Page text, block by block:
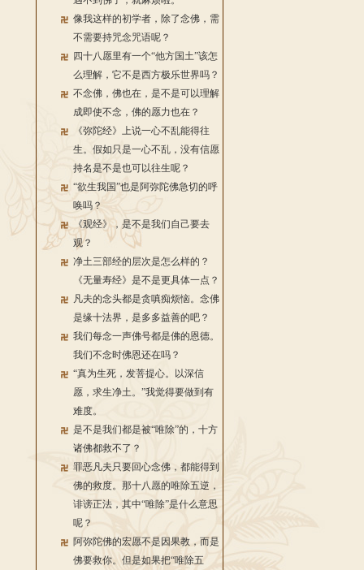
像我这样的初学者，除了念佛，需
不需要持咒念咒语呢？
四十八愿里有一个“他方国土”该怎
么理解，它不是西方极乐世界吗？
不念佛，佛也在，是不是可以理解
成即使不念，佛的愿力也在？
《弥陀经》上说一心不乱能得往
生。假如只是一心不乱，没有信愿
持名是不是也可以往生呢？
“欲生我国”也是阿弥陀佛急切的呼
唤吗？
《观经》，是不是我们自己要去
观？
净土三部经的层次是怎么样的？
《无量寿经》是不是更具体一点？
凡夫的念头都是贪嗔痴烦恼。念佛
是缘十法界，是多多益善的吧？
我们每念一声佛号都是佛的恩德。
我们不念时佛恩还在吗？
“真为生死，发菩提心。以深信
愿，求生净土。”我觉得要做到有
难度。
是不是我们都是被“唯除”的，十方
诸佛都救不了？
罪恶凡夫只要回心念佛，都能得到
佛的救度。那十八愿的唯除五逆，
诽谤正法，其中“唯除”是什么意思
呢？
阿弥陀佛的宏愿不是因果教，而是
佛要救你。但是如果把“唯除五